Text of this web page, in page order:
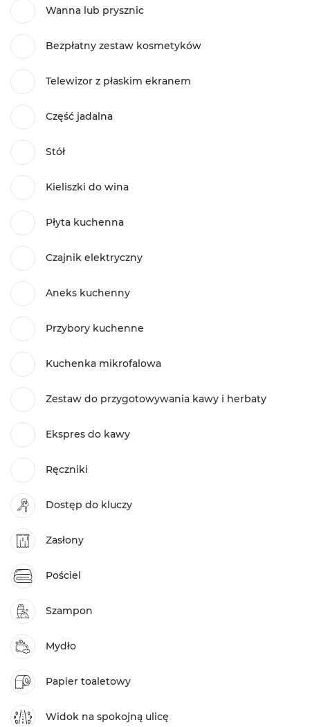
Wanna lub prysznic
Bezpłatny zestaw kosmetyków
Telewizor z płaskim ekranem
Część jadalna
Stół
Kieliszki do wina
Płyta kuchenna
Czajnik elektryczny
Aneks kuchenny
Przybory kuchenne
Kuchenka mikrofalowa
Zestaw do przygotowywania kawy i herbaty
Ekspres do kawy
Ręczniki
Dostęp do kluczy
Zasłony
Pościel
Szampon
Mydło
Papier toaletowy
Widok na spokojną ulicę